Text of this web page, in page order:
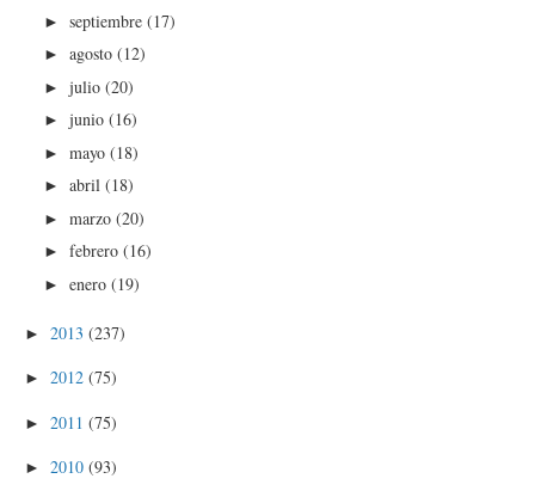
►septiembre(17)
►agosto(12)
►julio(20)
►junio(16)
►mayo(18)
►abril(18)
►marzo(20)
►febrero(16)
►enero(19)
► 2013 (237)
► 2012 (75)
► 2011 (75)
► 2010 (93)